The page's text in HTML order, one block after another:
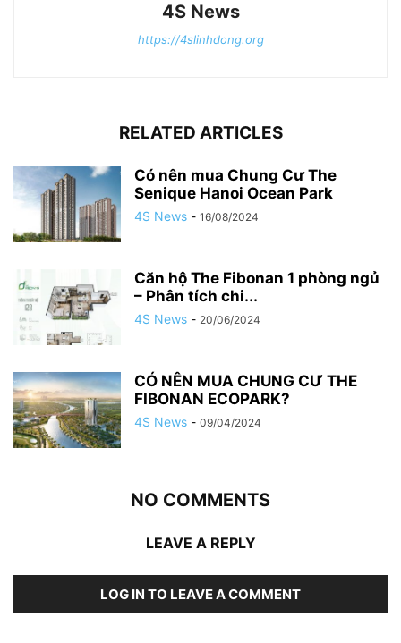
4S News
https://4slinhdong.org
RELATED ARTICLES
Có nên mua Chung Cư The
Senique Hanoi Ocean Park
4S News - 16/08/2024
Căn hộ The Fibonan 1 phòng ngủ
– Phân tích chi...
4S News - 20/06/2024
CÓ NÊN MUA CHUNG CƯ THE
FIBONAN ECOPARK?
4S News - 09/04/2024
NO COMMENTS
LEAVE A REPLY
LOG IN TO LEAVE A COMMENT